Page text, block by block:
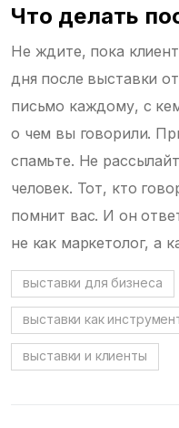
Что делать
Не ждите, пока
дня после выставки
письмо каждому, с
о чем вы говорили.
спамьте. Не
человек. Тот, кто
помнит вас. И он
не как маркетолог, а
выставки для бизнеса
выставки как
выставки и клиенты